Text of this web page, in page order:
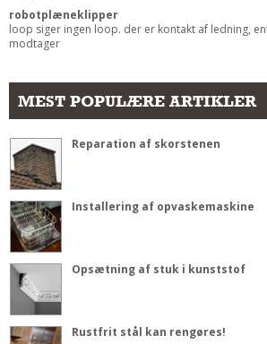
robotplæneklipper
loop siger ingen loop. der er kontakt af ledning,
modtager
MEST POPULÆRE ARTIKLER
Reparation af skorstenen
Installering af opvaskemaskine
Opsætning af stuk i kunststof
Rustfrit stål kan rengøres!